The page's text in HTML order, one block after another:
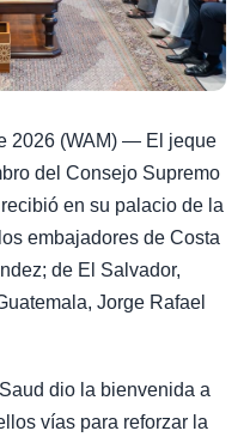
2026 (WAM) — El jeque
del Consejo Supremo
en su palacio de la
embajadores de Costa
de El Salvador,
Jorge Rafael
dio la bienvenida a
vías para reforzar la